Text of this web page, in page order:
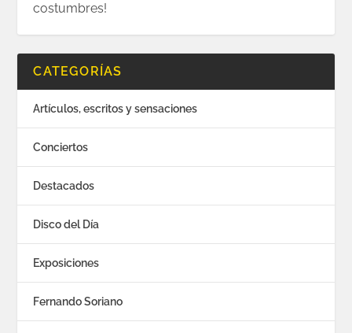
costumbres!
CATEGORÍAS
Artículos, escritos y sensaciones
Conciertos
Destacados
Disco del Día
Exposiciones
Fernando Soriano